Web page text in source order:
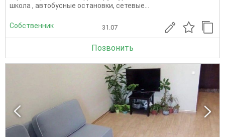
школа , автобусные остановки, сетевые...
Собственник 31.07
Позвонить